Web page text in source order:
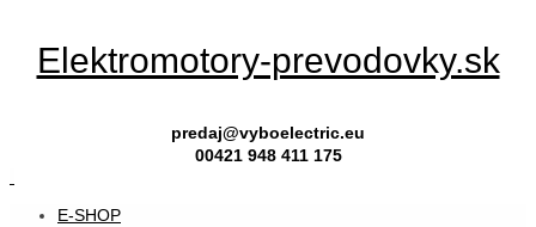
Elektromotory-prevodovky.sk
predaj@vyboelectric.eu
00421 948 411 175
SKIP
E-SHOP